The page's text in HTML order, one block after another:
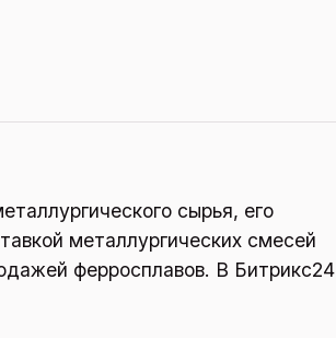
сырья, его
металлургических смесей
ферросплавов. В Битрикс24